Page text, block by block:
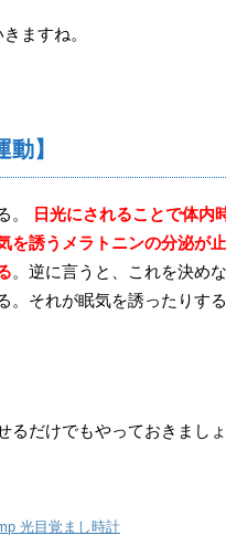
ますね。
】
。
日光にされることで体内
を誘うメラトニンの分泌が止
。逆に言うと、これを決め
。それが眠気を誘ったりす
だけでもやっておきましょ
光目覚まし時計